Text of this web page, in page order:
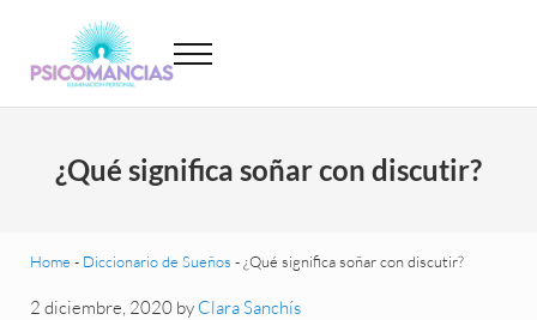
Psicomancias
Menu
¿Qué significa soñar con discutir?
Home - Diccionario de Sueños -¿Qué significa soñar con discutir?
2 diciembre, 2020 by Clara Sanchís